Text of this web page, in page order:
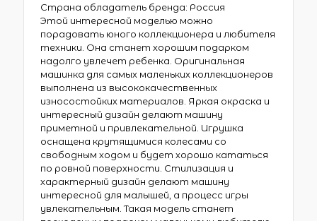
Страна обладатель бренда: Россия
Этой интересной моделью можно
порадовать юного коллекционера и любителя
техники. Она станет хорошим подарком
надолго увлечет ребенка. Оригинальная
машинка для самых маленьких коллекционеров
выполнена из высококачественных
износостойких материалов. Яркая окраска и
интересный дизайн делают машину
приметной и привлекательной. Игрушка
оснащена крутящимися колесами со
свободным ходом и будет хорошо кататься
по ровной поверхности. Стилизация и
характерный дизайн делают машину
интересной для малышей, а процесс игры
увлекательным. Такая модель станет